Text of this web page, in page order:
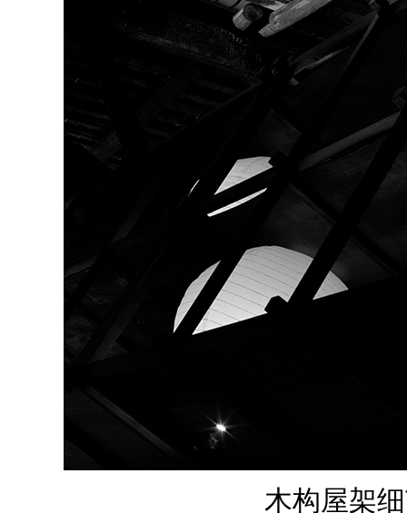
木构屋架